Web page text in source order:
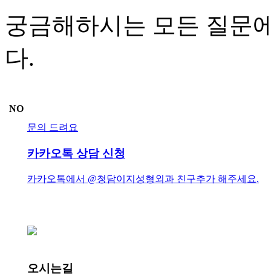
궁금해하시는 모든 질문
다.
NO
문의 드려요
카카오톡 상담 신청
카카오톡에서 @청담이지성형외과 친구추가 해주세요.
오시는길